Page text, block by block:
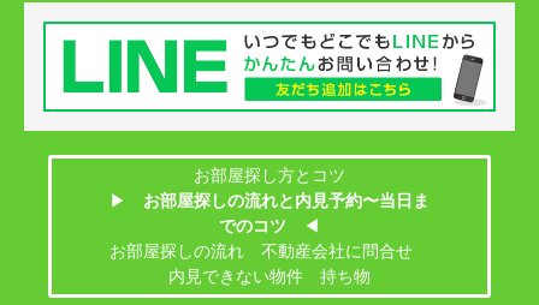
お部屋探し方とコツ
▶
お部屋探しの流れと内見予約〜当日ま
でのコツ
◀
お部屋探しの流れ 不動産会社に問合せ
内見できない物件 持ち物